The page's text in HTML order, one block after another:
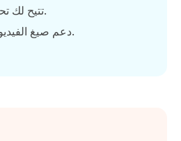
تتيح لك تحديد أوقات التكرار.
دعم صيغ الفيديو شائعة الاستخدام.